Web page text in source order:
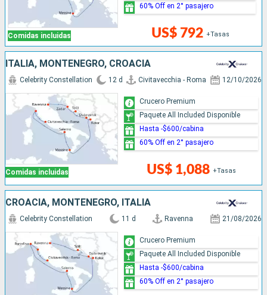
Comidas incluidas US$ 792 +Tasas
60% Off en 2° pasajero
ITALIA, MONTENEGRO, CROACIA
Comidas incluidas
Celebrity Constellation 12 d Civitavecchia - Roma 12/10/2026
US$ 1,088 +Tasas
Crucero Premium
Paquete All Included Disponible
Hasta -$600/cabina
60% Off en 2° pasajero
CROACIA, MONTENEGRO, ITALIA
Celebrity Constellation 11 d Ravenna 21/08/2026
Crucero Premium
Paquete All Included Disponible
Hasta -$600/cabina
60% Off en 2° pasajero